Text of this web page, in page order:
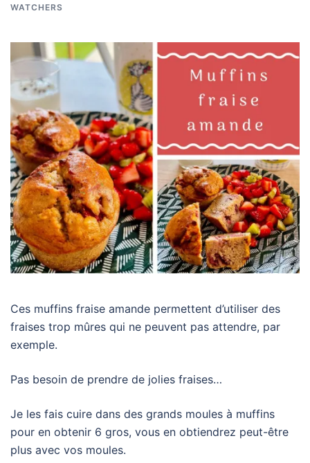
WATCHERS
Ces muffins fraise amande permettent d’utiliser des
fraises trop mûres qui ne peuvent pas attendre, par
exemple.
Pas besoin de prendre de jolies fraises…
Je les fais cuire dans des grands moules à muffins
pour en obtenir 6 gros, vous en obtiendrez peut-être
plus avec vos moules.